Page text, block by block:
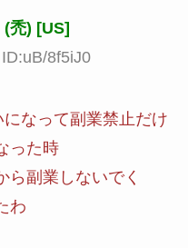
(禿) [US]
8f5iJ0
なって副業禁止だけ
った時
ら副業しないでく
わ